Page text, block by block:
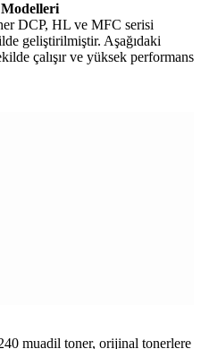
Modelleri
DCP, HL ve MFC serisi
geliştirilmiştir. Aşağıdaki
çalışır ve yüksek performans
muadil toner, orijinal tonerlere